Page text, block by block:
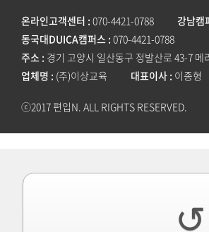
온라인고객센터 070-4421-0788 강남캠
동국대DUICA캠퍼스 070-4421-0788
주소 경기 고양시 일산동구 정발산로 43-7 메
업체명 (주)이상교육 대표이사 이종형
ⓒ2017 편입N. ALL RIGHTS RESERVED.
↺